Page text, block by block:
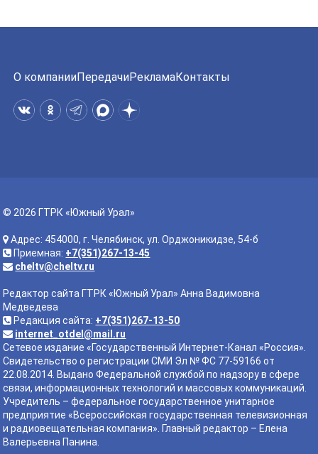
О компанииПередачиРекламаКонтакты
© 2026 ГТРК «Южный Урал»
Адрес: 454000, г. Челябинск, ул. Орджоникидзе, 54-б
Приемная: +7(351)267-13-45
cheltv@cheltv.ru
Редактор сайта ГТРК «Южный Урал» Анна Вадимовна
Медведева
Редакция сайта: +7(351)267-13-50
internet_otdel@mail.ru
Сетевое издание «Государственный Интернет-Канал «Россия».
Свидетельство о регистрации СМИ Эл № ФС 77-59166 от
22.08.2014. Выдано Федеральной службой по надзору в сфере
связи, информационных технологий и массовых коммуникаций.
Учредитель – федеральное государственное унитарное
предприятие «Всероссийская государственная телевизионная
и радиовещательная компания». Главный редактор – Елена
Валерьевна Панина.